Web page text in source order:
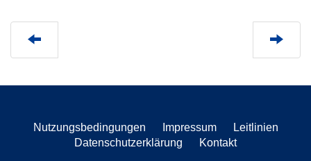
Nutzungsbedingungen Impressum
Leitlinien
Datenschutzerklärung
Kontakt